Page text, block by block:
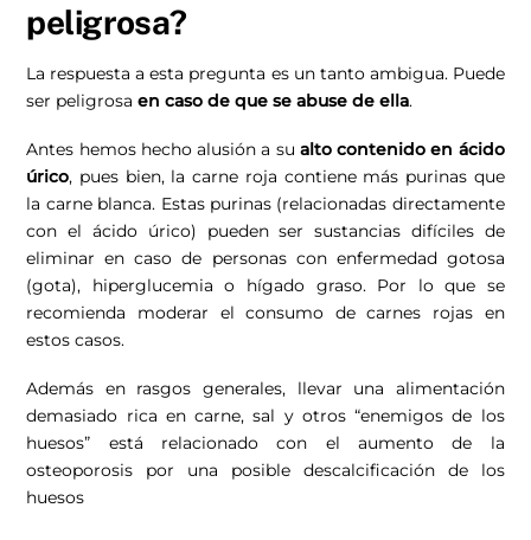
peligrosa?
La respuesta a esta pregunta es un tanto ambigua. Puede
ser peligrosaen caso de que se abuse de ella.
Antes hemos hecho alusión a su alto contenido en ácido
úrico, pues bien, la carne roja contiene más purinas que
la carne blanca. Estas purinas (relacionadas directamente
con el ácido úrico) pueden ser sustancias difíciles de
eliminar en caso de personas con enfermedad gotosa
(gota), hiperglucemia o hígado graso. Por lo que se
recomienda moderar el consumo de carnes rojas en
estos casos.
Además en rasgos generales, llevar una alimentación
demasiado rica en carne, sal y otros “enemigos de los
huesos” está relacionado con el aumento de la
osteoporosis por una posible descalcificación de los
huesos